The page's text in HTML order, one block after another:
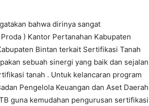
bahwa dirinya sangat
) Kantor Pertanahan Kabupaten
Bintan terkait Sertifikasi Tanah
sebuah sinergi yang baik dan sejalan
tanah . Untuk kelancaran program
Pengelola Keuangan dan Aset Daerah
guna kemudahan pengurusan sertifikasi